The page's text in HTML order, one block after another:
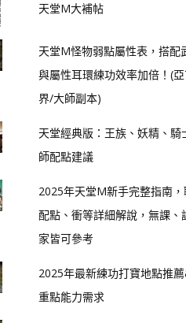
天堂M大補帖
天堂M怪物弱點屬性表，搭配
與屬性耳環練功效率加倍！(
界/大師副本)
天堂經典版：王族、妖精、騎
師配點建議
2025年天堂M新手完整指南，
配點、衝等詳細解說，無課、
家皆可參考
2025年最新練功打寶地點推
重點能力需求